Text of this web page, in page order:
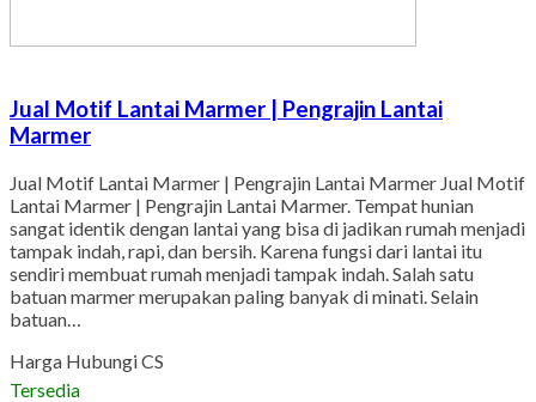
Jual Motif Lantai Marmer | Pengrajin Lantai
Marmer
Jual Motif Lantai Marmer | Pengrajin Lantai Marmer Jual Motif
Lantai Marmer | Pengrajin Lantai Marmer. Tempat hunian
sangat identik dengan lantai yang bisa di jadikan rumah menjadi
tampak indah, rapi, dan bersih. Karena fungsi dari lantai itu
sendiri membuat rumah menjadi tampak indah. Salah satu
batuan marmer merupakan paling banyak di minati. Selain
batuan…
Harga Hubungi CS
Tersedia